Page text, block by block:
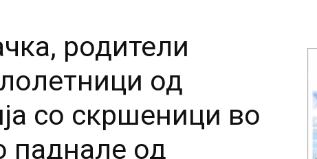
родители
од
со скршеници во
паднале од